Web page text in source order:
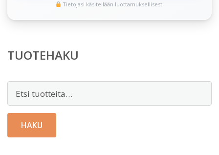
Tietojasi käsitellään luottamuksellisesti
TUOTEHAKU
HAKU